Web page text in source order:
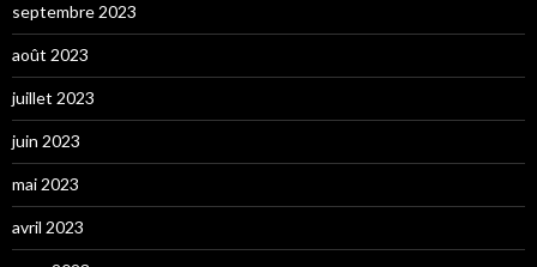
septembre 2023
août 2023
juillet 2023
juin 2023
mai 2023
avril 2023